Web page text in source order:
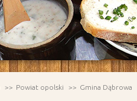
Powiat opolski Gmina Dąbrowa